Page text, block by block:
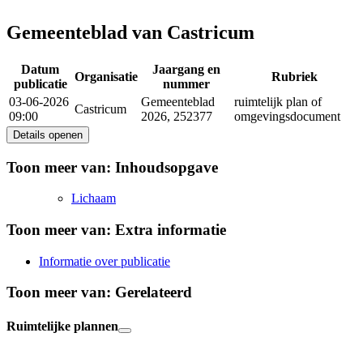
Gemeenteblad van Castricum
Datum
publicatie
Organisatie
Jaargang en
nummer
Rubriek
03-06-2026
09:00
Castricum
Gemeenteblad
2026, 252377
ruimtelijk plan of
omgevingsdocument
Details openen
Toon meer van: Inhoudsopgave
Lichaam
Toon meer van: Extra informatie
Informatie over publicatie
Toon meer van: Gerelateerd
Ruimtelijke plannen